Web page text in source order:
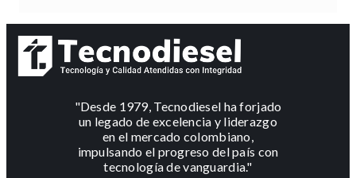
"Desde 1979, Tecnodiesel ha forjado
un legado de excelencia y liderazgo
en el mercado colombiano,
impulsando el progreso del país con
tecnología de vanguardia."